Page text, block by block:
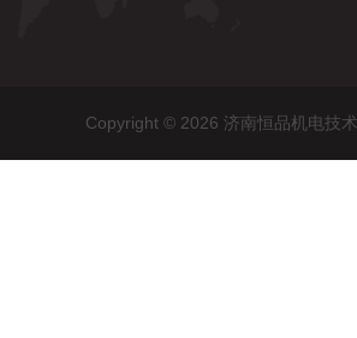
Copyright © 2026 济南恒品机电技